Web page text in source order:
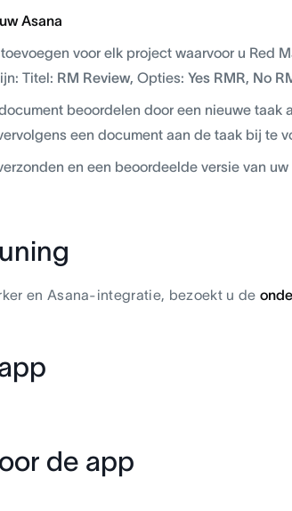
Asana
voor elk project waarvoor u Red
Titel: RM Review, Opties: Yes RMR, No
beoordelen door een nieuwe taak
een document aan de taak bij te
en een beoordeelde versie van
en Asana-integratie, bezoekt u de
de app